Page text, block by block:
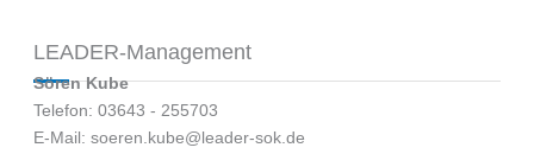
LEADER-Management
Sören Kube
Telefon: 03643 - 255703
E-Mail: soeren.kube@leader-sok.de